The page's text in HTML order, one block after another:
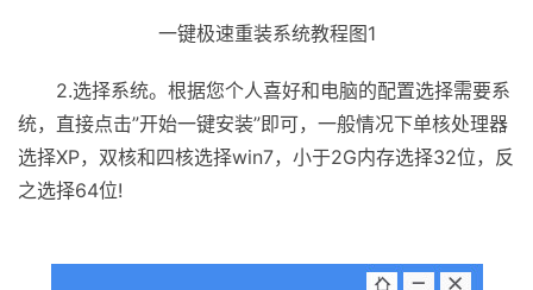
一键极速重装系统教程图1
2.选择系统。根据您个人喜好和电脑的配置选择需要系
统，直接点击”开始一键安装”即可，一般情况下单核处理器
选择XP，双核和四核选择win7，小于2G内存选择32位，反
之选择64位!